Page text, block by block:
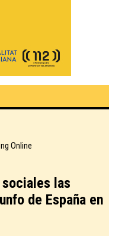
Online
las
de España en